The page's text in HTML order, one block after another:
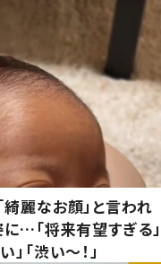
麗なお顔」と言われ
…「将来有望すぎる」
「渋い～！」